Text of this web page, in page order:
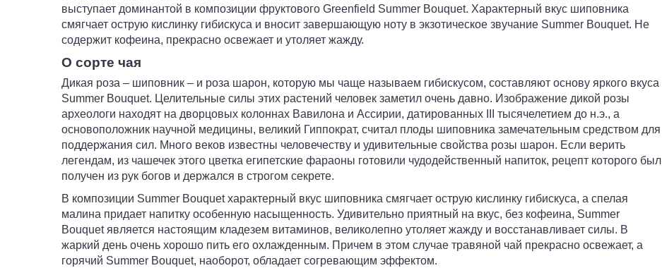
выступает доминантой в композиции фруктового Greenfield Summer Bouquet. Характерный вкус шиповника
смягчает острую кислинку гибискуса и вносит завершающую ноту в экзотическое звучание Summer Bouquet. Не
содержит кофеина, прекрасно освежает и утоляет жажду.
О сорте чая
Дикая роза – шиповник – и роза шарон, которую мы чаще называем гибискусом, составляют основу яркого вкуса
Summer Bouquet. Целительные силы этих растений человек заметил очень давно. Изображение дикой розы
археологи находят на дворцовых колоннах Вавилона и Ассирии, датированных III тысячелетием до н.э., а
основоположник научной медицины, великий Гиппократ, считал плоды шиповника замечательным средством для
поддержания сил. Много веков известны человечеству и удивительные свойства розы шарон. Если верить
легендам, из чашечек этого цветка египетские фараоны готовили чудодейственный напиток, рецепт которого был
получен из рук богов и держался в строгом секрете.
В композиции Summer Bouquet характерный вкус шиповника смягчает острую кислинку гибискуса, а спелая
малина придает напитку особенную насыщенность. Удивительно приятный на вкус, без кофеина, Summer
Bouquet является настоящим кладезем витаминов, великолепно утоляет жажду и восстанавливает силы. В
жаркий день очень хорошо пить его охлажденным. Причем в этом случае травяной чай прекрасно освежает, а
горячий Summer Bouquet, наоборот, обладает согревающим эффектом.